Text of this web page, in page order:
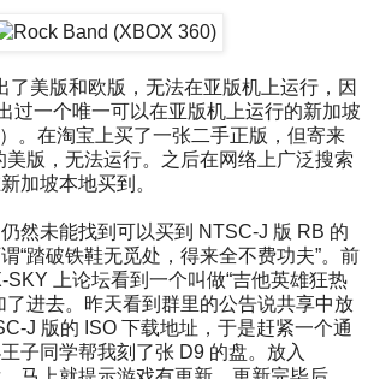
了美版和欧版，无法在亚版机上运行，因
过一个唯一可以在亚版机上运行的新加坡
。在淘宝上买了一张二手正版，但寄来
版，无法运行。之后在网络上广泛搜索
加坡本地买到。
然未能找到可以买到 NTSC-J 版 RB 的
“踏破铁鞋无觅处，得来全不费功夫”。前
SKY 上论坛看到一个叫做“吉他英雄狂热
了进去。昨天看到群里的公告说共享中放
J 版的 ISO 下载地址，于是赶紧一个通
子同学帮我刻了张 D9 的盘。放入